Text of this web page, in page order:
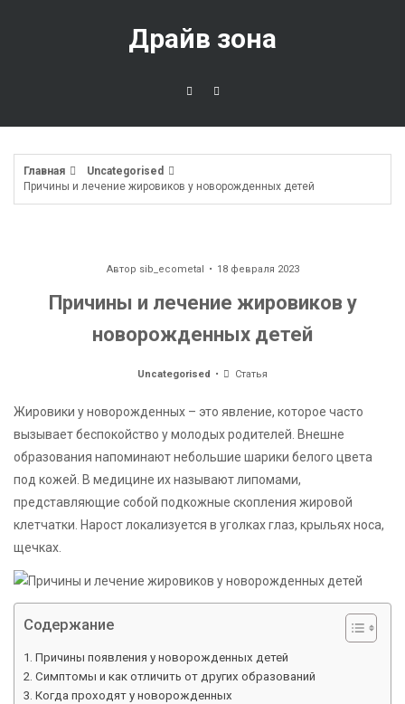
Драйв зона
Главная
Uncategorised
Причины и лечение жировиков у новорожденных детей
Автор sib_ecometal 18 февраля 2023
Причины и лечение жировиков у
новорожденных детей
Uncategorised Статья
Жировики у новорожденных – это явление, которое часто
вызывает беспокойство у молодых родителей. Внешне
образования напоминают небольшие шарики белого цвета
под кожей. В медицине их называют липомами,
представляющие собой подкожные скопления жировой
клетчатки. Нарост локализуется в уголках глаз, крыльях носа,
щечках.
Содержание
Причины появления у новорожденных детей
Симптомы и как отличить от других образований
Когда проходят у новорожденных